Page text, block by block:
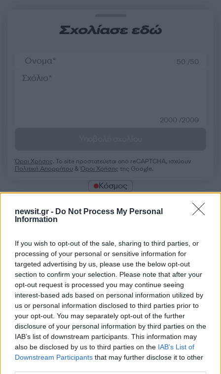
newsit.gr - Do Not Process My Personal
Information
If you wish to opt-out of the sale, sharing to third parties, or
processing of your personal or sensitive information for
targeted advertising by us, please use the below opt-out
section to confirm your selection. Please note that after your
opt-out request is processed you may continue seeing
interest-based ads based on personal information utilized by
us or personal information disclosed to third parties prior to
your opt-out. You may separately opt-out of the further
disclosure of your personal information by third parties on the
IAB’s list of downstream participants. This information may
also be disclosed by us to third parties on the IAB’s List of
Downstream Participants that may further disclose it to other
Σχολίασε εδώ
50 /50
2000 /2000
Όροι Χρήσης. Το site προστατεύεται από reCAPTCHA, ισχύουν
Πολιτική Απορρήτου &Όροι Χρήσης της Google.
Κόσμος
ΜΠΑΡΑΚ ΟΜΠΑΜΑ
ΜΠΑΣΚΕΤ
Share:
Ακολουθήστε το Νewsit.gr στοGoogle Newsκαι
ενημερωθείτε πρώτοι για όλη την ειδησεογραφία και τα
τελευταία νέατης ημέρας
Πιο δημοφιλή
Ryanair: «Ένα κομμάτι του προσώπου του